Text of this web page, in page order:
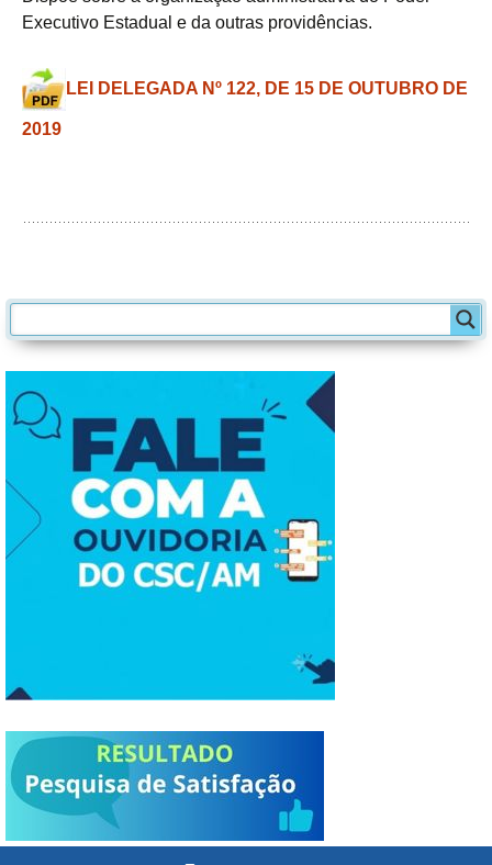
Executivo Estadual e da outras providências.
LEI DELEGADA Nº 122, DE 15 DE OUTUBRO DE
2019